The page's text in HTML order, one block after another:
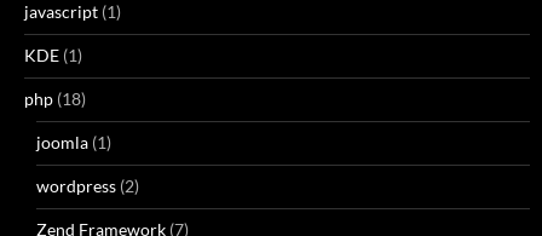
javascript (1)
KDE (1)
php (18)
joomla (1)
wordpress (2)
Zend Framework (7)